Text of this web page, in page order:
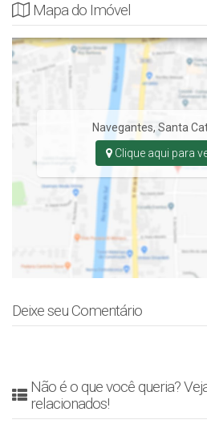
Mapa do Imóvel
Navegantes, Santa
Clique aqui para
Deixe seu Comentário
Não é o que você queria?
relacionados!